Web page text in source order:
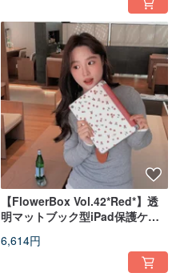
【FlowerBox Vol.42*Red*】透
明マットブック型iPad保護ケー
6,614円